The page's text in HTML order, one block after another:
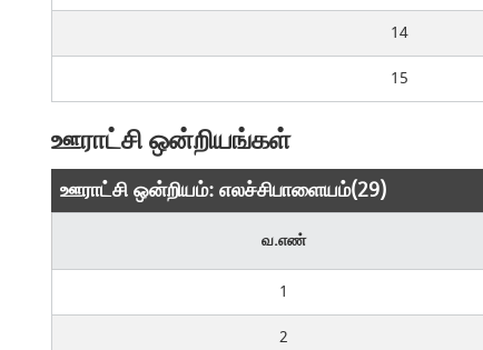
14
15
ஊராட்சி ஒன்றியங்கள்
ஊராட்சி ஒன்றியம்: எலச்சிபாளையம்(29)
வ.எண்
1
2